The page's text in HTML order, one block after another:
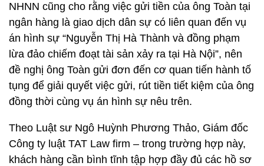
NHNN cũng cho rằng việc gửi tiền của ông Toàn tại
ngân hàng là giao dịch dân sự có liên quan đến vụ
án hình sự “Nguyễn Thị Hà Thành và đồng phạm
lừa đảo chiếm đoạt tài sản xảy ra tại Hà Nội”, nên
đề nghị ông Toàn gửi đơn đến cơ quan tiến hành tố
tụng để giải quyết việc gửi, rút tiền tiết kiệm của ông
đồng thời cùng vụ án hình sự nêu trên.
Theo Luật sư Ngô Huỳnh Phương Thảo, Giám đốc
Công ty luật TAT Law firm – trong trường hợp này,
khách hàng cần bình tĩnh tập hợp đầy đủ các hồ sơ